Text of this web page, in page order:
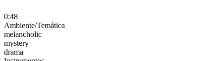
0:48
Ambiente/Temática
melancholic
mystery
drama